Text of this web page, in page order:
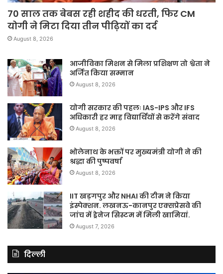
70 साल तक बेबस रही शहीद की धरती, फिर CM
योगी ने मिटा दिया तीन पीढ़ियों का दर्द
August 8, 2026
आजीविका मिशन से मिला प्रशिक्षण तो श्वेता ने
अर्जित किया सम्मान
August 8, 2026
योगी सरकार की पहलः IAS-IPS और IFS
अधिकारी हर माह विद्यार्थियों से करेंगे संवाद
August 8, 2026
भोलेनाथ के भक्तों पर मुख्यमंत्री योगी ने की
श्रद्धा की पुष्पवर्षा
August 8, 2026
IIT खड़गपुर और NHAI की टीम ने किया
इंस्पेक्शन. लखनऊ-कानपुर एक्सप्रेसवे की
जांच में ड्रेनेज सिस्टम में मिली खामियां.
August 7, 2026
दिल्ली